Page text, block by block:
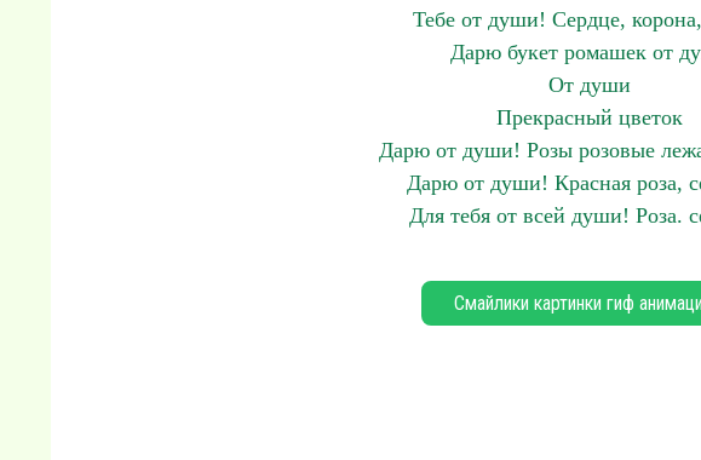
Тебе от души! Сердце,
Дарю букет ромашек от
От души
Прекрасный цветок
Дарю от души! Розы розовые
Дарю от души! Красная роза,
Для тебя от всей души! Роза.
Смайлики картинки гиф